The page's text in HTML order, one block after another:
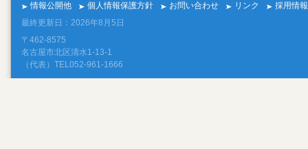
情報公開他 個人情報保護方針 お問い合わせ リンク
採用情報
最終更新日：2026年8月5日
〒462-8575
名古屋市北区清水1-13-1
（代表）TEL052-961-1666